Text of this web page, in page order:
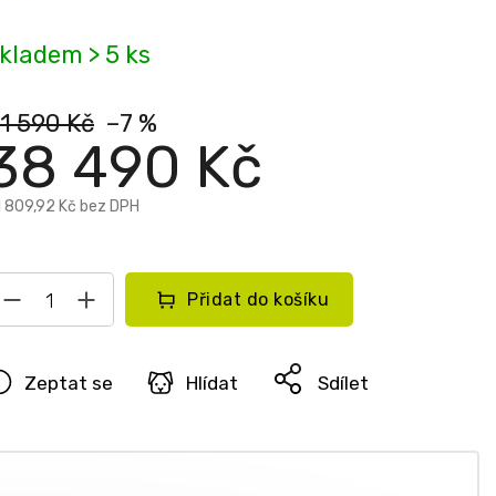
590 Kč –7 %
490 Kč
809,92 Kč bez DPH
> 5 ks
Přidat do košíku
Zeptat se Hlídat Sdílet